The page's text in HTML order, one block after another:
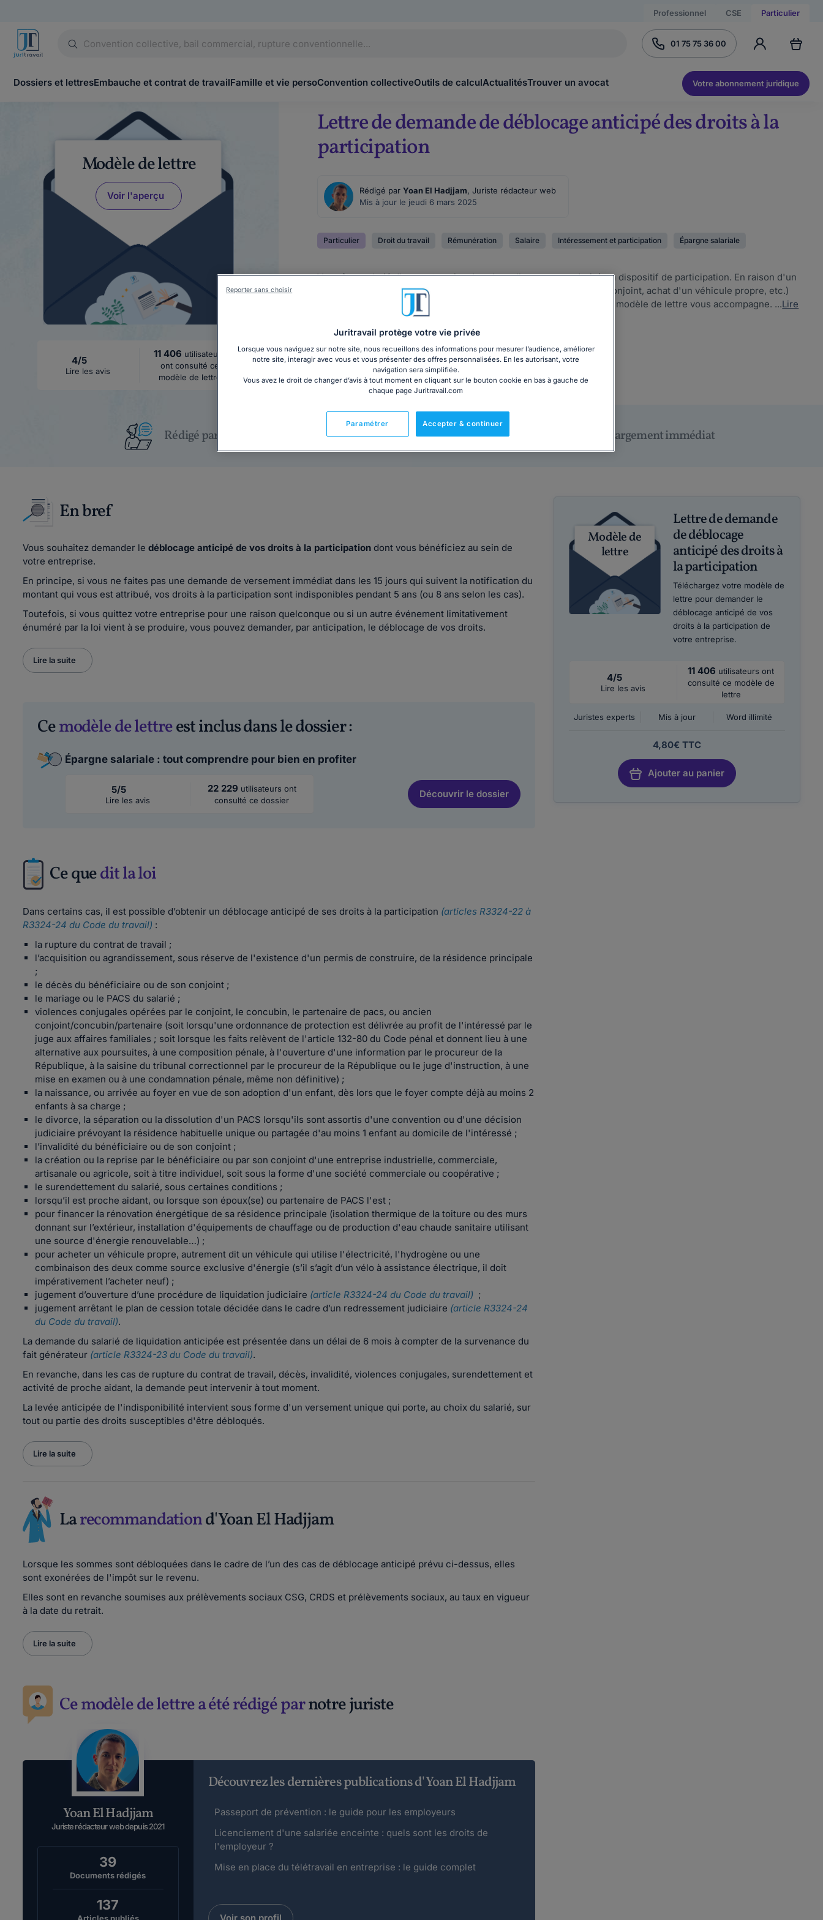
Professionnel CSE Particulier
01 75 75 36 00
Dossiers et lettresEmbauche et contrat de travailFamille et vie persoConvention collectiveOutils de calculActualitésTrouver un avocat Votre abonnement juridique
Modèle de lettre
Voir l'aperçu
4/5
Lire les avis
11 406 utilisateurs
ont consulté ce
modèle de lettre
Lettre de demande de déblocage anticipé des droits à la
participation
Rédigé parYoan El Hadjjam, Juriste rédacteur web
Mis à jour le jeudi 6 mars 2025
Particulier Droit du travail Rémunération Salaire Intéressement et participation Épargne salariale
Vous êtes salarié d'une entreprise dans laquelle vous avez droit à un dispositif de participation. En raison d'un
événement (mariage, rupture du contrat de travail, décès de votre conjoint, achat d'un véhicule propre, etc.)
vous souhaitez demander le déblocage anticipé de vos droits. Notre modèle de lettre vous accompagne. ...Lire
4,80€ TTC Ajouter au panier
Rédigé par un juriste Prêt à l'emploi Téléchargement immédiat
En bref
Vous souhaitez demander le déblocage anticipé de vos droits à la participation dont vous bénéficiez au sein de
votre entreprise.
En principe, si vous ne faites pas une demande de versement immédiat dans les 15 jours qui suivent la notification du
montant qui vous est attribué, vos droits à la participation sont indisponibles pendant 5 ans (ou 8 ans selon les cas).
Toutefois, si vous quittez votre entreprise pour une raison quelconque ou si un autre événement limitativement
énuméré par la loi vient à se produire, vous pouvez demander, par anticipation, le déblocage de vos droits.
Lire la suite
Cemodèle de lettreest inclus dans le dossier :
Épargne salariale : tout comprendre pour bien en profiter
5/5
Lire les avis
22 229 utilisateurs ont
consulté ce dossier
Découvrirle dossier
Ce quedit la loi
Dans certains cas, il est possible d’obtenir un déblocage anticipé de ses droits à la participation (articles R3324-22 à
R3324-24 du Code du travail) :
la rupture du contrat de travail ;
l’acquisition ou agrandissement, sous réserve de l'existence d'un permis de construire, de la résidence principale
;
le décès du bénéficiaire ou de son conjoint ;
le mariage ou le PACS du salarié ;
violences conjugales opérées par le conjoint, le concubin, le partenaire de pacs, ou ancien
conjoint/concubin/partenaire (soit lorsqu'une ordonnance de protection est délivrée au profit de l'intéressé par le
juge aux affaires familiales ; soit lorsque les faits relèvent de l'article 132-80 du Code pénal et donnent lieu à une
alternative aux poursuites, à une composition pénale, à l'ouverture d'une information par le procureur de la
République, à la saisine du tribunal correctionnel par le procureur de la République ou le juge d'instruction, à une
mise en examen ou à une condamnation pénale, même non définitive) ;
la naissance, ou arrivée au foyer en vue de son adoption d'un enfant, dès lors que le foyer compte déjà au moins 2
enfants à sa charge ;
le divorce, la séparation ou la dissolution d'un PACS lorsqu'ils sont assortis d'une convention ou d'une décision
judiciaire prévoyant la résidence habituelle unique ou partagée d'au moins 1 enfant au domicile de l'intéressé ;
l’invalidité du bénéficiaire ou de son conjoint ;
la création ou la reprise par le bénéficiaire ou par son conjoint d'une entreprise industrielle, commerciale,
artisanale ou agricole, soit à titre individuel, soit sous la forme d'une société commerciale ou coopérative ;
le surendettement du salarié, sous certaines conditions ;
lorsqu’il est proche aidant, ou lorsque son époux(se) ou partenaire de PACS l'est ;
pour financer la rénovation énergétique de sa résidence principale (isolation thermique de la toiture ou des murs
donnant sur l’extérieur, installation d'équipements de chauffage ou de production d'eau chaude sanitaire utilisant
une source d'énergie renouvelable…) ;
pour acheter un véhicule propre, autrement dit un véhicule qui utilise l'électricité, l'hydrogène ou une
combinaison des deux comme source exclusive d'énergie (s’il s’agit d’un vélo à assistance électrique, il doit
impérativement l’acheter neuf) ;
jugement d’ouverture d’une procédure de liquidation judiciaire (article R3324-24 du Code du travail) ;
jugement arrêtant le plan de cession totale décidée dans le cadre d’un redressement judiciaire (article R3324-24
du Code du travail).
La demande du salarié de liquidation anticipée est présentée dans un délai de 6 mois à compter de la survenance du
fait générateur (article R3324-23 du Code du travail).
En revanche, dans les cas de rupture du contrat de travail, décès, invalidité, violences conjugales, surendettement et
activité de proche aidant, la demande peut intervenir à tout moment.
La levée anticipée de l'indisponibilité intervient sous forme d'un versement unique qui porte, au choix du salarié, sur
tout ou partie des droits susceptibles d'être débloqués.
Lire la suite
Larecommandationd'Yoan El Hadjjam
Lorsque les sommes sont débloquées dans le cadre de l’un des cas de déblocage anticipé prévu ci-dessus, elles
sont exonérées de l'impôt sur le revenu.
Elles sont en revanche soumises aux prélèvements sociaux CSG, CRDS et prélèvements sociaux, au taux en vigueur
à la date du retrait.
Lire la suite
Ce modèle de lettre a été rédigé parnotre juriste
Yoan El Hadjjam
Juriste rédacteur web depuis 2021
39
Documents rédigés
137
Découvrez les dernières publications d'Yoan El Hadjjam
Passeport de prévention : le guide pour les employeurs
Licenciement d'une salariée enceinte : quels sont les droits de
l'employeur ?
Mise en place du télétravail en entreprise : le guide complet
Modèle de
lettre
Lettre de demande
de déblocage
anticipé des droits à
la participation
Téléchargez votre modèle de
lettre pour demander le
déblocage anticipé de vos
droits à la participation de
votre entreprise.
4/5
Lire les avis
11 406 utilisateurs ont
consulté ce modèle de
lettre
Juristes experts Mis à jour Word illimité
4,80€ TTC
Ajouter au panier
Juritravail protège votre vie privée
Lorsque vous naviguez sur notre site, nous recueillons des informations pour mesurer l’audience, améliorer
notre site, interagir avec vous et vous présenter des offres personnalisées. En les autorisant, votre
navigation sera simplifiée.
Vous avez le droit de changer d’avis à tout moment en cliquant sur le bouton cookie en bas à gauche de
chaque page Juritravail.com
Accepter & continuer
Paramétrer
Reporter sans choisir